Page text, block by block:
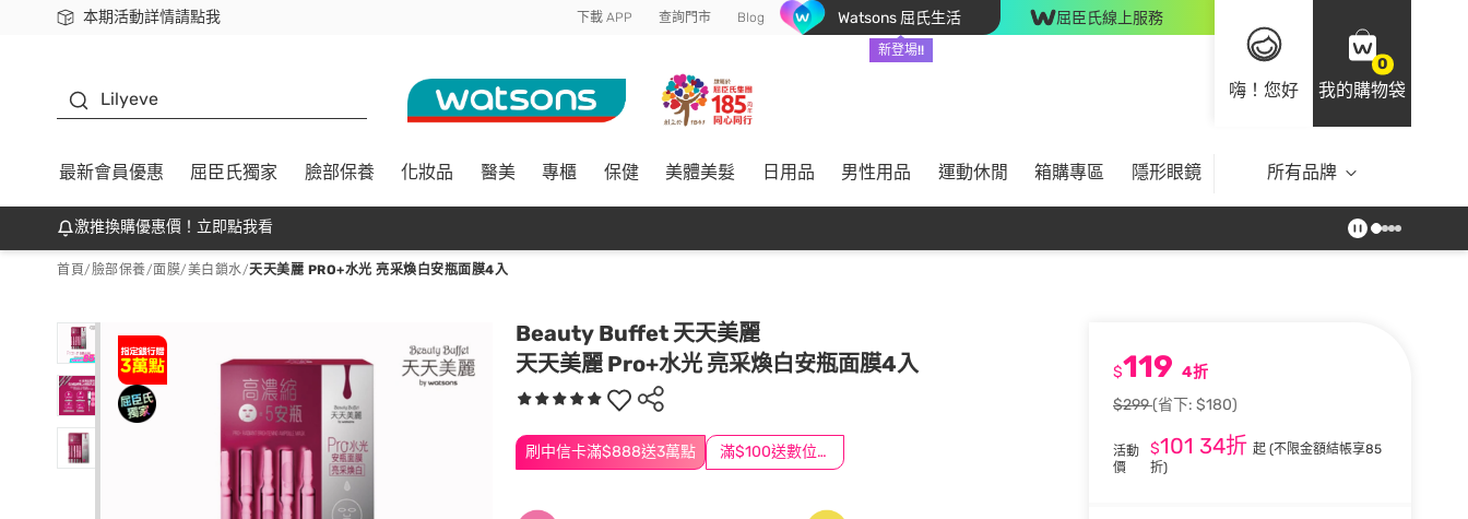
本期活動詳情請點我
下載app最高回饋$350 下載 APP 查詢門市 Blog Watsons 屈氏生活
新登場!!
屈臣氏線上服務
嗨！您好
0
我的購物袋
Lilyeve
最新會員優惠 屈臣氏獨家 臉部保養 化妝品 醫美 專櫃 保健 美體美髮 日用品 男性用品 運動休閒 箱購專區 隱形眼鏡 所有品牌
激推換購優惠價！立即點我看
首頁/臉部保養/面膜/美白鎖水/天天美麗 PRO+水光 亮采煥白安瓶面膜4入
Beauty Buffet 天天美麗
天天美麗 Pro+水光 亮采煥白安瓶面膜4入
刷中信卡滿$888送3萬點 滿$100送數位印花
$119 4折
$299(省下: $180)
活動
價
$101 34折起(不限金額結帳享85
折)